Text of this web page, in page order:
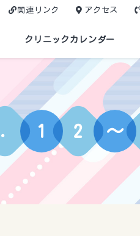
関連リンク アクセス
クリニックカレンダー
. 1 2 〜